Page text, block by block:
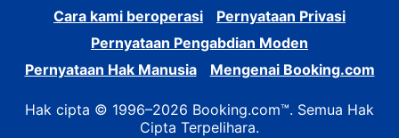
Cara kami beroperasi
Pernyataan Privasi
Pernyataan Pengabdian Moden
Pernyataan Hak Manusia
Mengenai Booking.com
Hak cipta © 1996–2026 Booking.com™. Semua Hak
Cipta Terpelihara.